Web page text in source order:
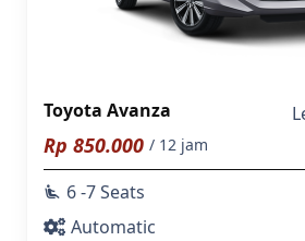
Toyota Avanza
Rp 850.000 / 12 jam
airline_seat_recline_extra 6 -7 Seats
Automatic